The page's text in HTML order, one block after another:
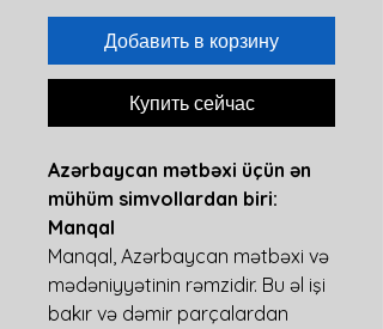
Добавить в корзину
Купить сейчас
Azərbaycan mətbəxi üçün ən
mühüm simvollardan biri:
Manqal
Manqal, Azərbaycan mətbəxi və
mədəniyyətinin rəmzidir. Bu əl işi
bakır və dəmir parçalardan